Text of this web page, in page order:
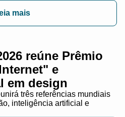
mais
reúne Prêmio
e
em design
três referências mundiais
inteligência artificial e